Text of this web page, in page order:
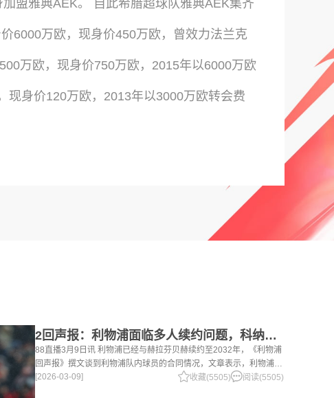
盟雅典AEK。 自此希腊超球队雅典AEK集齐
6000万欧，现身价450万欧，曾效力法兰克
万欧，现身价750万欧，2015年以6000万欧
现身价120万欧，2013年以3000万欧转会费
2回声报：利物浦面临多人续约问题，科纳特、罗伯逊合同今夏到期
88直播3月9日讯 利物浦已经与赫拉芬贝赫续约至2032年，《利物浦
回声报》撰文谈到利物浦队内球员的合同情况，文章表示，利物浦多
位球员面临合同问题。 对于利物浦来说，科纳特的合同将在本赛季
[2026-03-09] 收藏(5505) 阅读(5505)